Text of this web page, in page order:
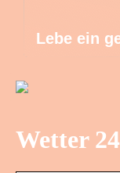
Lebe ein
Wetter